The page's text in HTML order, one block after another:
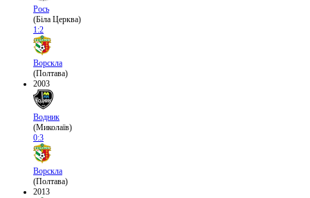
Рось
(Біла Церква)
1:2
Ворскла
(Полтава)
2003
Водник
(Миколаїв)
0:3
Ворскла
(Полтава)
2013